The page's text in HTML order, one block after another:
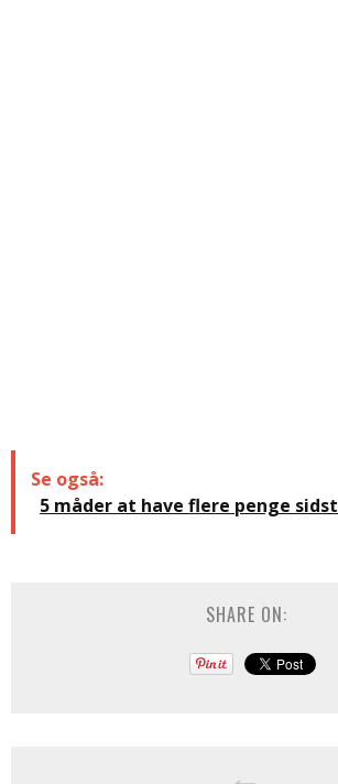
Se også:
5 måder at have flere penge
SHARE ON: